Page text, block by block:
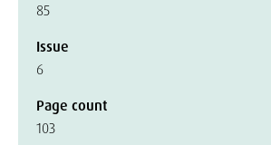
85
Issue
6
Page count
103